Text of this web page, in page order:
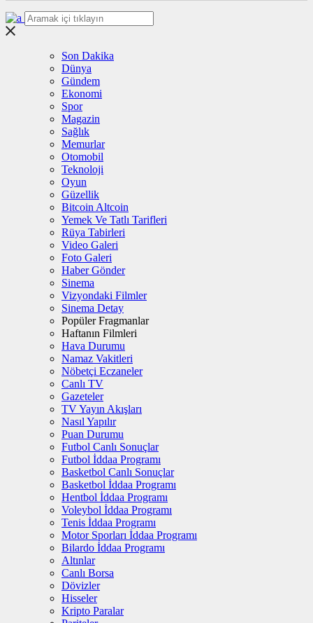
Son Dakika
Dünya
Gündem
Ekonomi
Spor
Magazin
Sağlık
Memurlar
Otomobil
Teknoloji
Oyun
Güzellik
Bitcoin Altcoin
Yemek Ve Tatlı Tarifleri
Rüya Tabirleri
Video Galeri
Foto Galeri
Haber Gönder
Sinema
Vizyondaki Filmler
Sinema Detay
Popüler Fragmanlar
Haftanın Filmleri
Hava Durumu
Namaz Vakitleri
Nöbetçi Eczaneler
Canlı TV
Gazeteler
TV Yayın Akışları
Nasıl Yapılır
Puan Durumu
Futbol Canlı Sonuçlar
Futbol İddaa Programı
Basketbol Canlı Sonuçlar
Basketbol İddaa Programı
Hentbol İddaa Programı
Voleybol İddaa Programı
Tenis İddaa Programı
Motor Sporları İddaa Programı
Bilardo İddaa Programı
Altınlar
Canlı Borsa
Dövizler
Hisseler
Kripto Paralar